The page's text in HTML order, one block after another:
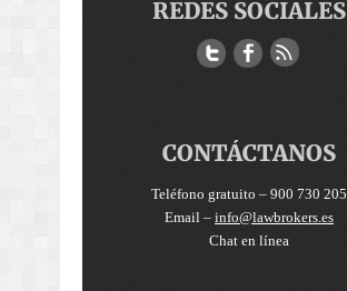
REDES SOCIALES
CONTÁCTANOS
Teléfono gratuito – 900 730 205
Email – info@lawbrokers.es
Chat en línea